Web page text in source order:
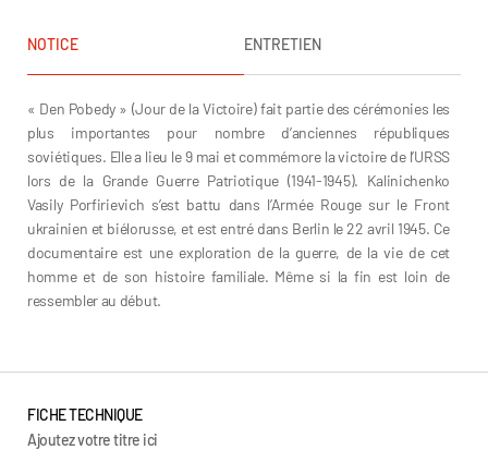
NOTICE ENTRETIEN
« Den Pobedy » (Jour de la Victoire) fait partie des cérémonies les
plus importantes pour nombre d’anciennes républiques
soviétiques. Elle a lieu le 9 mai et commémore la victoire de l’URSS
lors de la Grande Guerre Patriotique (1941-1945). Kalinichenko
Vasily Porfirievich s’est battu dans l’Armée Rouge sur le Front
ukrainien et biélorusse, et est entré dans Berlin le 22 avril 1945. Ce
documentaire est une exploration de la guerre, de la vie de cet
homme et de son histoire familiale. Même si la fin est loin de
ressembler au début.
FICHE TECHNIQUE
Ajoutez votre titre ici